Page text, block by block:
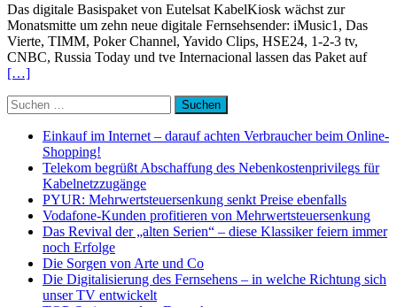
Das digitale Basispaket von Eutelsat KabelKiosk wächst zur
Monatsmitte um zehn neue digitale Fernsehsender: iMusic1, Das
Vierte, TIMM, Poker Channel, Yavido Clips, HSE24, 1-2-3 tv,
CNBC, Russia Today und tve Internacional lassen das Paket auf
[…]
Suchen
nach:
Einkauf im Internet – darauf achten Verbraucher beim Online-
Shopping!
Telekom begrüßt Abschaffung des Nebenkostenprivilegs für
Kabelnetzzugänge
PYUR: Mehrwertsteuersenkung senkt Preise ebenfalls
Vodafone-Kunden profitieren von Mehrwertsteuersenkung
Das Revival der „alten Serien“ – diese Klassiker feiern immer
noch Erfolge
Die Sorgen von Arte und Co
Die Digitalisierung des Fernsehens – in welche Richtung sich
unser TV entwickelt